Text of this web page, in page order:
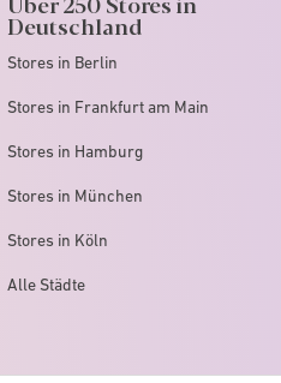
Deutschland
Stores in Berlin
Stores in Frankfurt am Main
Stores in Hamburg
Stores in München
Stores in Köln
Alle Städte